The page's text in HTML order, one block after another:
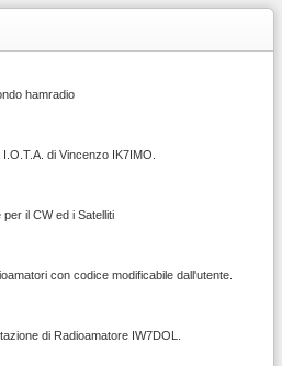
hamradio
di Vincenzo IK7IMO.
il CW ed i Satelliti
con codice modificabile dall'utente.
di Radioamatore IW7DOL.